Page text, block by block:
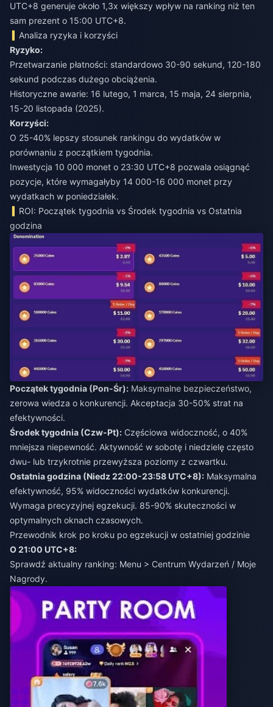
UTC+8 generuje około 1,3x większy wpływ na ranking niż ten
sam prezent o 15:00 UTC+8.
Analiza ryzyka i korzyści
Ryzyko:
Przetwarzanie płatności: standardowo 30-90 sekund, 120-180
sekund podczas dużego obciążenia.
Historyczne awarie: 16 lutego, 1 marca, 15 maja, 24 sierpnia,
15-20 listopada (2025).
Korzyści:
O 25-40% lepszy stosunek rankingu do wydatków w
porównaniu z początkiem tygodnia.
Inwestycja 10 000 monet o 23:30 UTC+8 pozwala osiągnąć
pozycje, które wymagałyby 14 000-16 000 monet przy
wydatkach w poniedziałek.
ROI: Początek tygodnia vs Środek tygodnia vs Ostatnia
godzina
Początek tygodnia (Pon-Śr): Maksymalne bezpieczeństwo,
zerowa wiedza o konkurencji. Akceptacja 30-50% strat na
efektywności.
Środek tygodnia (Czw-Pt): Częściowa widoczność, o 40%
mniejsza niepewność. Aktywność w sobotę i niedzielę często
dwu- lub trzykrotnie przewyższa poziomy z czwartku.
Ostatnia godzina (Niedz 22:00-23:58 UTC+8): Maksymalna
efektywność, 95% widoczności wydatków konkurencji.
Wymaga precyzyjnej egzekucji. 85-90% skuteczności w
optymalnych oknach czasowych.
Przewodnik krok po kroku po egzekucji w ostatniej godzinie
O 21:00 UTC+8:
Sprawdź aktualny ranking: Menu > Centrum Wydarzeń / Moje
Nagrody.